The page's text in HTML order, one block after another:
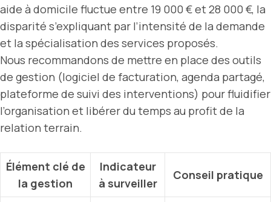
aide à domicile fluctue entre 19 000 € et 28 000 €, la
disparité s’expliquant par l’intensité de la demande
et la spécialisation des services proposés.
Nous recommandons de mettre en place des outils
de gestion (logiciel de facturation, agenda partagé,
plateforme de suivi des interventions) pour fluidifier
l’organisation et libérer du temps au profit de la
relation terrain.
Élément clé de
la gestion
Indicateur
à surveiller
Conseil pratique